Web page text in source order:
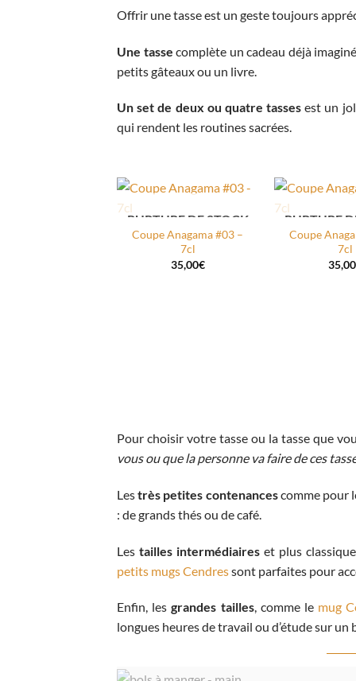
Offrir une tasse est un geste toujours
Une tasse complète un cadeau déjà
petits gâteaux ou un livre.
Un set de deux ou quatre tasses est un
qui rendent les routines sacrées.
À MA
WISHLIST
RUPTURE DE STOCK
Coupe Anagama #03 –
7cl
35,00€
RUPTURE
Coupe
7cl
35,00
Pour choisir votre tasse ou la tasse que
vous ou que la personne va faire de ces
Lestrès petites contenancescomme pour
: de grands thés ou de café.
Les tailles intermédiaireset plus
petits mugs Cendressont parfaites pour
Enfin, lesgrandes tailles, comme le mug
longues heures de travail ou d’étude sur un